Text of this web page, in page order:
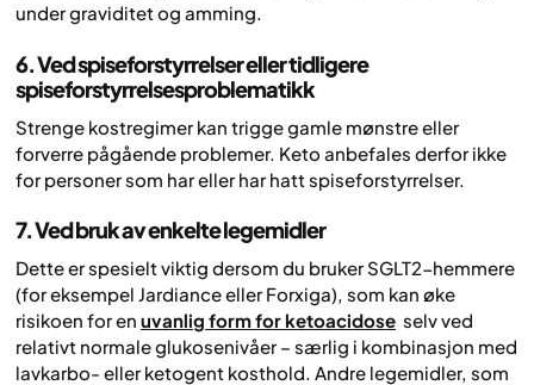
under graviditet og amming.
6. Ved spiseforstyrrelser eller tidligere
spiseforstyrrelsesproblematikk
Strenge kostregimer kan trigge gamle mønstre eller
forverre pågående problemer. Keto anbefales derfor ikke
for personer som har eller har hatt spiseforstyrrelser.
7. Ved bruk av enkelte legemidler
Dette er spesielt viktig dersom du bruker SGLT2-hemmere
(for eksempel Jardiance eller Forxiga), som kan øke
risikoen for en uvanlig form for ketoacidose selv ved
relativt normale glukosenivåer – særlig i kombinasjon med
lavkarbo- eller ketogent kosthold. Andre legemidler, som